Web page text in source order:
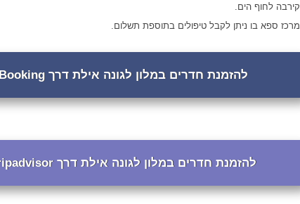
קירבה לחוף הים.
מרכז ספא בו ניתן לקבל טיפולים בתוספת תשלום.
להזמנת חדרים במלון לגונה אילת דרך Booking לחצו כאן
להזמנת חדרים במלון לגונה אילת דרך Tripadvisor לחצו כאן